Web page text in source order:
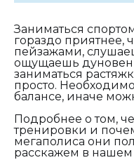
Заниматься
гораздо приятнее,
пейзажами,
ощущаешь
заниматься
просто.
балансе, иначе
Подробнее о том,
тренировки и
мегаполиса они
расскажем в нашем